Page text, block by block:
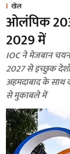
खेल
ओलंपिक
2029 में
IOC ने मेजबान चयन
2027 से इच्छुक
अहमदाबाद के साथ
से मुकाबले में